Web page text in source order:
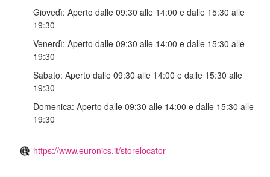
Giovedì: Aperto dalle 09:30 alle 14:00 e dalle 15:30 alle
19:30
Venerdì: Aperto dalle 09:30 alle 14:00 e dalle 15:30 alle
19:30
Sabato: Aperto dalle 09:30 alle 14:00 e dalle 15:30 alle
19:30
Domenica: Aperto dalle 09:30 alle 14:00 e dalle 15:30 alle
19:30
https://www.euronics.it/storelocator